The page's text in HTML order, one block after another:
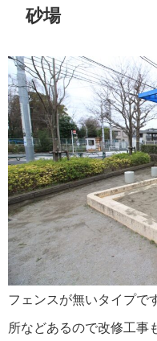
砂場
フェンスが無いタイプで
所などあるので改修工事